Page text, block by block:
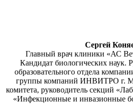
Сергей
Главный врач клиники «АС
Кандидат биологических наук.
образовательного отдела
группы компаний ИНВИТРО г.
комитета, руководитель секций
«Инфекционные и инвазионные